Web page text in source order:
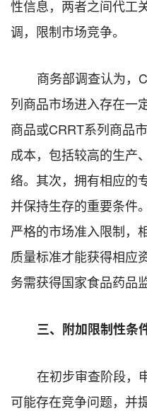
性信息，两者之间代工
调，限制市场竞争。
商务部调查认为，
列商品市场进入存在一
商品或CRRT系列商品
成本，包括较高的生产
络。其次，拥有相应的
并保持生存的重要条件
严格的市场准入限制，
质量标准才能获得相应
务需获得国家食品药品
三、附加限制性条
在初步审查阶段，
可能存在竞争问题，并